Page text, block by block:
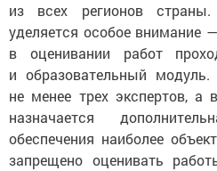
из всех регионов
уделяется особое внимание
в оценивании работ
и образовательный
не менее трех экспертов, а
назначается
обеспечения наиболее
запрещено оценивать